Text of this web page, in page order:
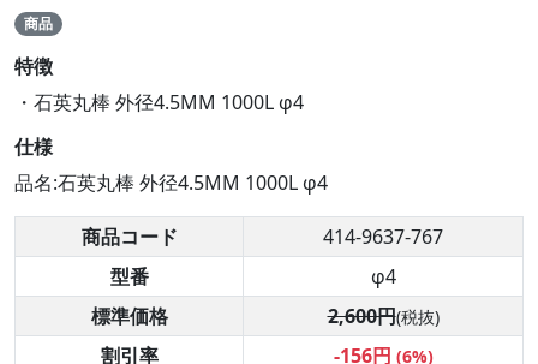
商品
特徴
・石英丸棒 外径4.5MM 1000L φ4
仕様
品名:石英丸棒 外径4.5MM 1000L φ4
商品コード
414-9637-767
型番
φ4
標準価格
2,600円(税抜)
割引率 -156円 (6%)